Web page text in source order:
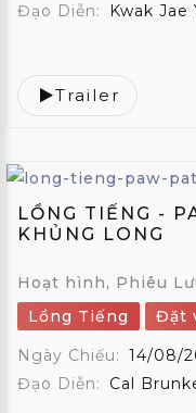
Đạo Diễn:
Kwak Jae
Trailer
LỒNG TIẾNG -
KHỦNG LONG
Hoạt hình, Phiêu
Lồng Tiếng
Đặt
Ngày Chiếu: 14/08/
Đạo Diễn:
Cal